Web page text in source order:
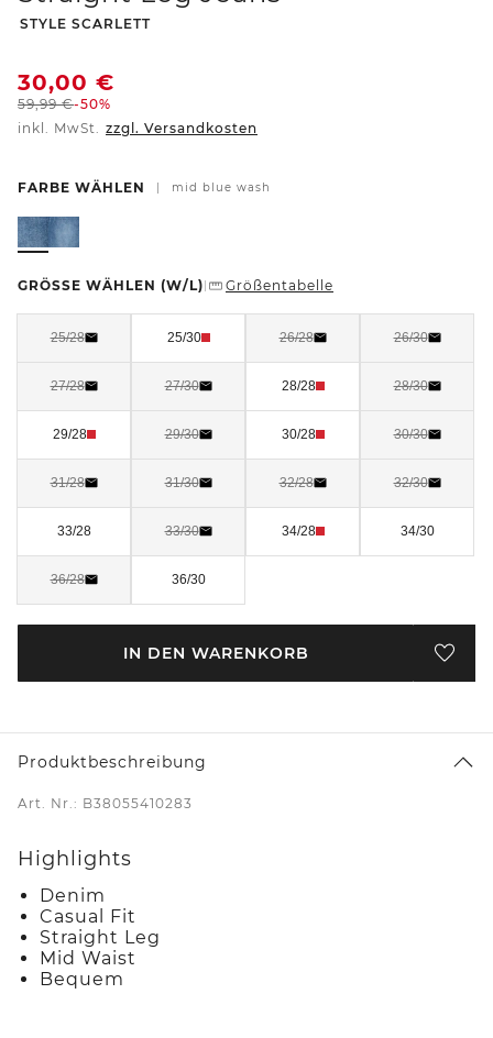
-
STYLE SCARLETT
30,00 €
59,99€-50%
inkl. MwSt. zzgl. Versandkosten
FARBE WÄHLEN mid blue wash
GRÖSSE WÄHLEN (W/L) Größentabelle
25/28 25/30 26/28 26/30
27/28 27/30 28/28 28/30
29/28 29/30 30/28 30/30
31/28 31/30 32/28 32/30
33/28 33/30 34/28 34/30
36/28 36/30
IN DEN WARENKORB
Produktbeschreibung
Art. Nr.: B38055410283
Highlights
Denim
Casual Fit
Straight Leg
Mid Waist
Bequem